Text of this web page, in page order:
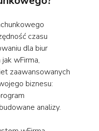
czasu
dla biur
wFirma,
zaawansowanych
biznesu:
analizy.